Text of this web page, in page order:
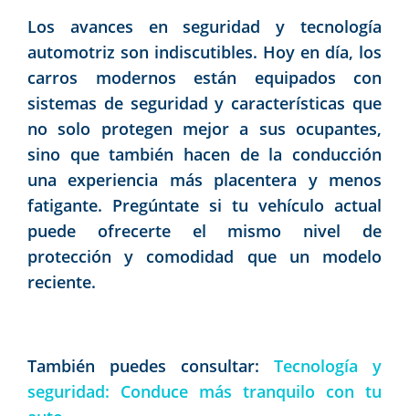
Los avances en seguridad y tecnología
automotriz son indiscutibles. Hoy en día, los
carros modernos están equipados con
sistemas de seguridad y características que
no solo protegen mejor a sus ocupantes,
sino que también hacen de la conducción
una experiencia más placentera y menos
fatigante. Pregúntate si tu vehículo actual
puede ofrecerte el mismo nivel de
protección y comodidad que un modelo
reciente.
También puedes consultar: Tecnología y
seguridad: Conduce más tranquilo con tu